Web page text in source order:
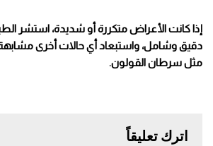
إذا كانت الأعراض متكررة أو شديدة، استشر
دقيق وشامل، واستبعاد أي حالات أخرى
مثل سرطان القولون.
اترك تعليقاً